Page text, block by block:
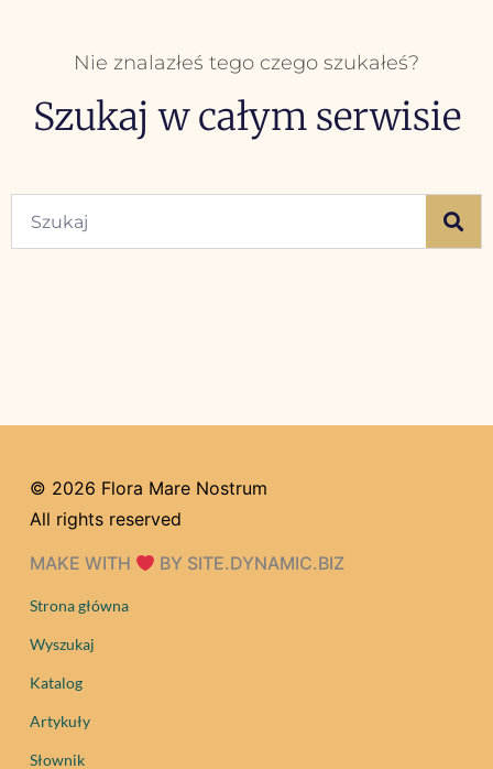
Nie znalazłeś tego czego szukałeś?
Szukaj w całym serwisie
Strona główna
Wyszukaj
Katalog
Artykuły
Słownik
© 2026 Flora Mare Nostrum
All rights reserved
MAKE WITH BY SITE.DYNAMIC.BIZ